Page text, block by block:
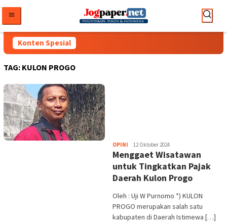
konten
Konten Spesial
TAG: KULON PROGO
OPINI Heri
Purwata
12 Oktober 2024
Menggaet Wisatawan
untuk Tingkatkan Pajak
Daerah Kulon Progo
Oleh : Uji W Purnomo *) KULON
PROGO merupakan salah satu
kabupaten di Daerah Istimewa […]